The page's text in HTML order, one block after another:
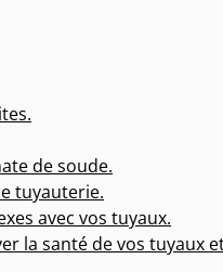
de soude.
tuyauterie.
avec vos tuyaux.
la santé de vos tuyaux